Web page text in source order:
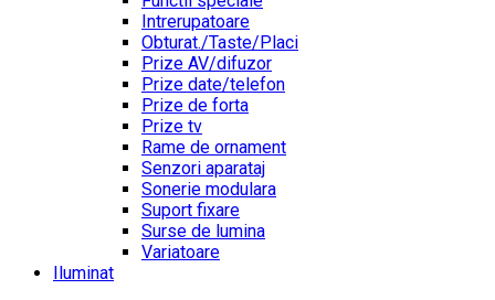
Intrerupatoare
Obturat./Taste/Placi
Prize AV/difuzor
Prize date/telefon
Prize de forta
Prize tv
Rame de ornament
Senzori aparataj
Sonerie modulara
Suport fixare
Surse de lumina
Variatoare
Iluminat